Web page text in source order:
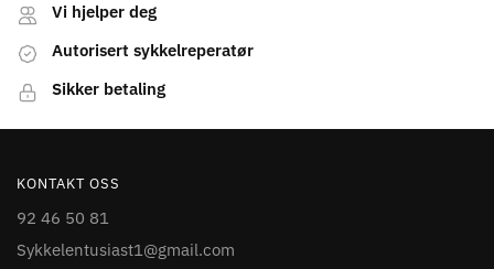
Vi hjelper deg
Autorisert sykkelreperatør
Sikker betaling
KONTAKT OSS
92 46 50 81
Sykkelentusiast1@gmail.com